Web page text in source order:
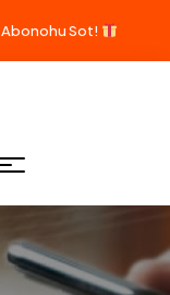
Abonohu Sot!